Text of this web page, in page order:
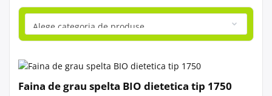
Faina de grau spelta BIO dietetica tip 1750